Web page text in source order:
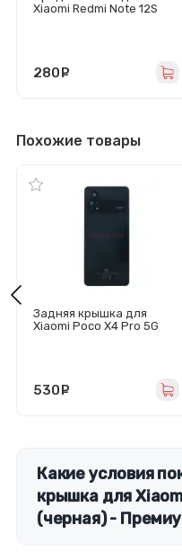
Xiaomi Redmi Note 12S
280
Похожие товары
Задняя крышка для
Xiaomi Poco X4 Pro 5G
530
Какие условия
крышка для
(черная) -